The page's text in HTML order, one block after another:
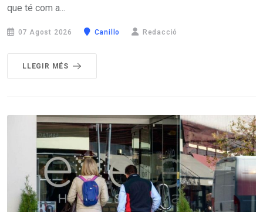
que té com a...
07 Agost 2026 Canillo Redacció
LLEGIR MÉS